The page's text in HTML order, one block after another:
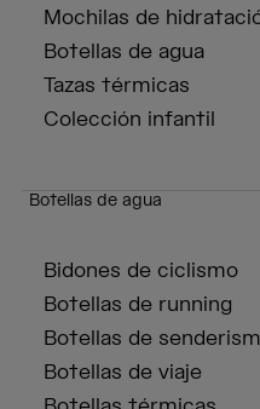
Mochilas de
Botellas de agua
Tazas térmicas
Colección infantil
Botellas de agua
Bidones de ciclismo
Botellas de running
Botellas de
Botellas de viaje